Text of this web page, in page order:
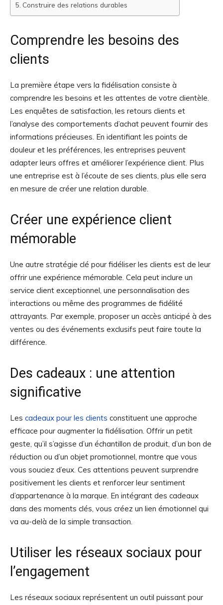
Construire des relations durables
Comprendre les besoins des
clients
La première étape vers la fidélisation consiste à
comprendre les besoins et les attentes de votre clientèle.
Les enquêtes de satisfaction, les retours clients et
l’analyse des comportements d’achat peuvent fournir des
informations précieuses. En identifiant les points de
douleur et les préférences, les entreprises peuvent
adapter leurs offres et améliorer l’expérience client. Plus
une entreprise est à l’écoute de ses clients, plus elle sera
en mesure de créer une relation durable.
Créer une expérience client
mémorable
Une autre stratégie clé pour fidéliser les clients est de leur
offrir une expérience mémorable. Cela peut inclure un
service client exceptionnel, une personnalisation des
interactions ou même des programmes de fidélité
attrayants. Par exemple, proposer un accès anticipé à des
ventes ou des événements exclusifs peut faire toute la
différence.
Des cadeaux : une attention
significative
Les cadeaux pour les clients constituent une approche
efficace pour augmenter la fidélisation. Offrir un petit
geste, qu’il s’agisse d’un échantillon de produit, d’un bon de
réduction ou d’un objet promotionnel, montre que vous
vous souciez d’eux. Ces attentions peuvent surprendre
positivement les clients et renforcer leur sentiment
d’appartenance à la marque. En intégrant des cadeaux
dans des moments clés, vous créez un lien émotionnel qui
va au-delà de la simple transaction.
Utiliser les réseaux sociaux pour
l’engagement
Les réseaux sociaux représentent un outil puissant pour